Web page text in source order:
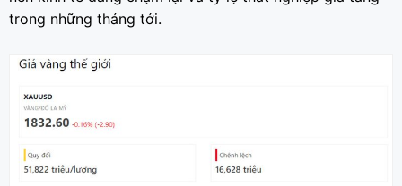
trong những tháng tới.